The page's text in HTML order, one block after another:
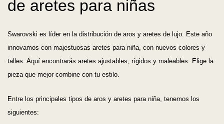
de aretes para niñas
Swarovski es líder en la distribución de aros y aretes de lujo. Este año
innovamos con majestuosas aretes para niña, con nuevos colores y
talles. Aquí encontrarás aretes ajustables, rígidos y maleables. Elige la
pieza que mejor combine con tu estilo.
Entre los principales tipos de aros y aretes para niña, tenemos los
siguientes: